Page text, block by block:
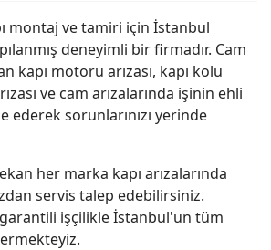
montaj ve tamiri için İstanbul
deneyimli bir firmadır. Cam
kapı motoru arızası, kapı kolu
ve cam arızalarında işinin ehli
ederek sorunlarınızı yerinde
her marka kapı arızalarında
servis talep edebilirsiniz.
işçilikle İstanbul'un tüm